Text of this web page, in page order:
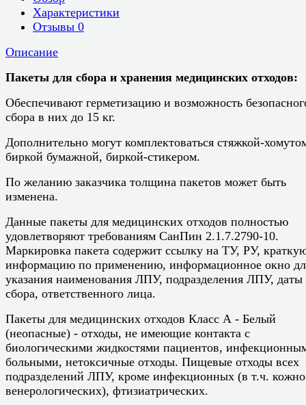
Характеристики
Отзывы 0
Описание
Пакеты для сбора и хранения медицинских отходов:
Обеспечивают герметизацию и возможность
сбора в них до 15 кг.
Дополнительно могут комплектоваться стяжкой-
биркой бумажной, биркой-стикером.
По желанию заказчика толщина пакетов может быть
изменена.
Данные пакеты для медицинских отходов полностью
удовлетворяют требованиям СанПин 2.1.7.2790-10.
Маркировка пакета содержит ссылку на ТУ, РУ,
информацию по применению, информационное окно
указания наименования ЛПУ, подразделения ЛПУ, даты
сбора, ответственного лица.
Пакеты для медицинских отходов Класс А - Белый
(неопасные) - отходы, не имеющие контакта с
биологическими жидкостями пациентов,
больными, нетоксичные отходы. Пищевые отходы всех
подразделений ЛПУ, кроме инфекционных (в т.ч.
венерологических), фтизиатрических.